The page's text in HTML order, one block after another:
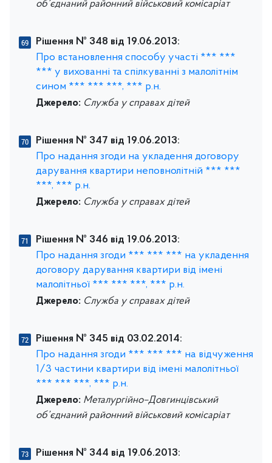
об’єднаний районний військовий комісаріат
Рішення № 348 від 19.06.2013:
Про встановлення способу участі *** ***
*** у вихованні та спілкуванні з малолітнім
сином *** *** ***, *** р.н.
Джерело: Служба у справах дітей
Рішення № 347 від 19.06.2013:
Про надання згоди на укладення договору
дарування квартири неповнолітній *** ***
***, *** р.н.
Джерело: Служба у справах дітей
Рішення № 346 від 19.06.2013:
Про надання згоди *** *** *** на укладення
договору дарування квартири від імені
малолітньої *** *** ***, *** р.н.
Джерело: Служба у справах дітей
Рішення № 345 від 03.02.2014:
Про надання згоди *** *** *** на відчуження
1/3 частини квартири від імені малолітньої
*** *** ***, *** р.н.
Джерело: Металургійно–Довгинцівський
об’єднаний районний військовий комісаріат
Рішення № 344 від 19.06.2013: